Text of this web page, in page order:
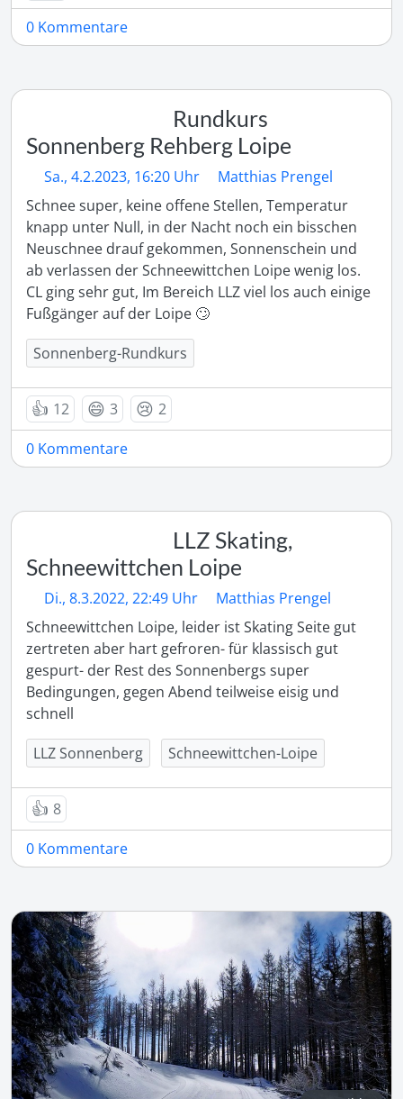
0 Kommentare
Rundkurs
Sonnenberg Rehberg Loipe
Sa., 4.2.2023, 16:20 Uhr
Matthias Prengel
Schnee super, keine offene Stellen, Temperatur
knapp unter Null, in der Nacht noch ein bisschen
Neuschnee drauf gekommen, Sonnenschein und
ab verlassen der Schneewittchen Loipe wenig los.
CL ging sehr gut, Im Bereich LLZ viel los auch einige
Fußgänger auf der Loipe 🙄
Sonnenberg-Rundkurs
👍 12 😄 3 😢 2
0 Kommentare
LLZ Skating,
Schneewittchen Loipe
Di., 8.3.2022, 22:49 Uhr
Matthias Prengel
Schneewittchen Loipe, leider ist Skating Seite gut
zertreten aber hart gefroren- für klassisch gut
gespurt- der Rest des Sonnenbergs super
Bedingungen, gegen Abend teilweise eisig und
schnell
LLZ Sonnenberg
Schneewittchen-Loipe
👍 8
0 Kommentare